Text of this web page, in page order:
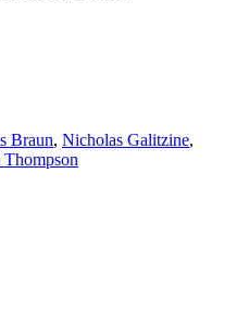
Braun, Nicholas Galitzine,
Thompson